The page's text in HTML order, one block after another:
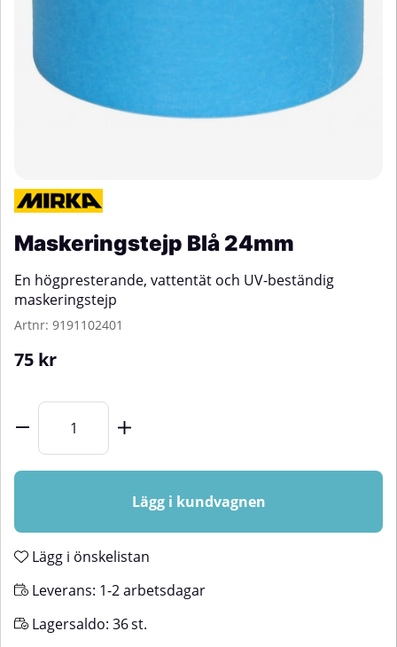
Maskeringstejp Blå 24mm
En högpresterande, vattentät och UV-beständig
maskeringstejp
Artnr: 9191102401
75 kr
Lägg i kundvagnen
Lägg i önskelistan
Leverans: 1-2 arbetsdagar
Lagersaldo: 36st.